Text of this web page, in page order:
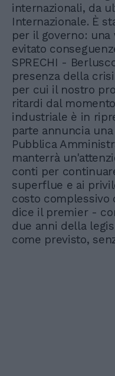
internazionali, da
Internazionale. È
per il governo: una
evitato
SPRECHI -
presenza della
per cui il nostro
ritardi dal
industriale è in
parte annuncia
Pubblica
manterrà
conti per
superflue e ai
costo
dice il premier -
due anni della
come previsto,